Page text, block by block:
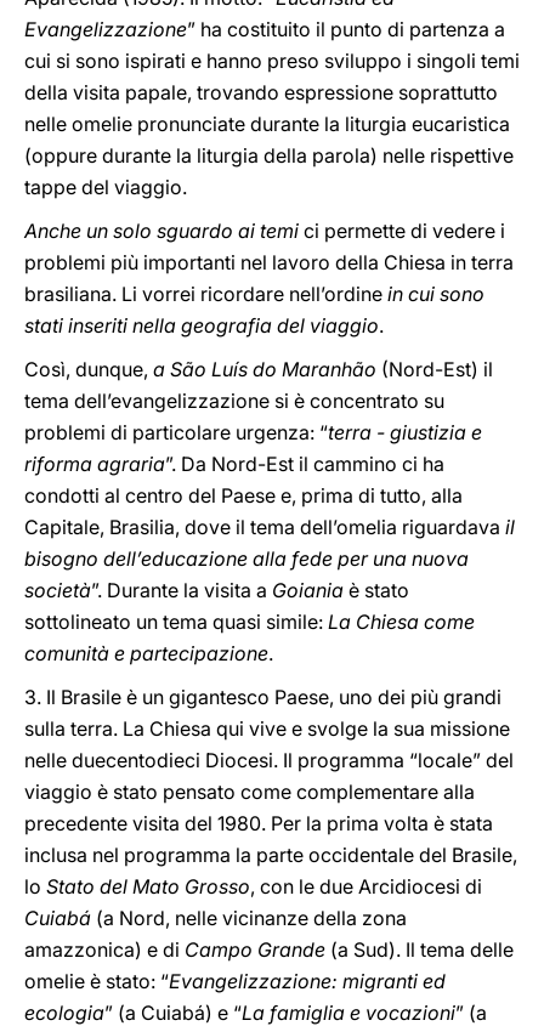
Evangelizzazione” ha costituito il punto di partenza a
cui si sono ispirati e hanno preso sviluppo i singoli temi
della visita papale, trovando espressione soprattutto
nelle omelie pronunciate durante la liturgia eucaristica
(oppure durante la liturgia della parola) nelle rispettive
tappe del viaggio.
Anche un solo sguardo ai temi ci permette di vedere i
problemi più importanti nel lavoro della Chiesa in terra
brasiliana. Li vorrei ricordare nell’ordine in cui sono
stati inseriti nella geografia del viaggio.
Così, dunque, a São Luís do Maranhão (Nord-Est) il
tema dell’evangelizzazione si è concentrato su
problemi di particolare urgenza: “terra - giustizia e
riforma agraria”. Da Nord-Est il cammino ci ha
condotti al centro del Paese e, prima di tutto, alla
Capitale, Brasilia, dove il tema dell’omelia riguardava il
bisogno dell’educazione alla fede per una nuova
società”. Durante la visita a Goiania è stato
sottolineato un tema quasi simile: La Chiesa come
comunità e partecipazione.
3. Il Brasile è un gigantesco Paese, uno dei più grandi
sulla terra. La Chiesa qui vive e svolge la sua missione
nelle duecentodieci Diocesi. Il programma “locale” del
viaggio è stato pensato come complementare alla
precedente visita del 1980. Per la prima volta è stata
inclusa nel programma la parte occidentale del Brasile,
lo Stato del Mato Grosso, con le due Arcidiocesi di
Cuiabá (a Nord, nelle vicinanze della zona
amazzonica) e di Campo Grande (a Sud). Il tema delle
omelie è stato: “Evangelizzazione: migranti ed
ecologia” (a Cuiabá) e “La famiglia e vocazioni” (a